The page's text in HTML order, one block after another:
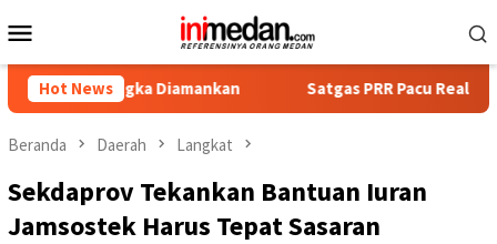
ke
Mobile
Hot News
Diamankan Satgas PRR Pacu Realisasi
Beranda Daerah Langkat
Sekdaprov Tekankan Bantuan Iuran
Jamsostek Harus Tepat Sasaran